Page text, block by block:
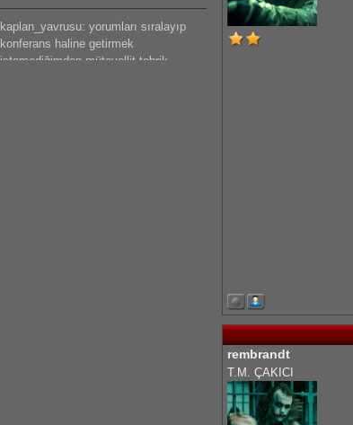
rembrandt
T.M. ÇAKICI
kaplan_yavrusu: yorumları sıralayıp
konferans haline getirmek
istemediğimden mütevellit tebrik